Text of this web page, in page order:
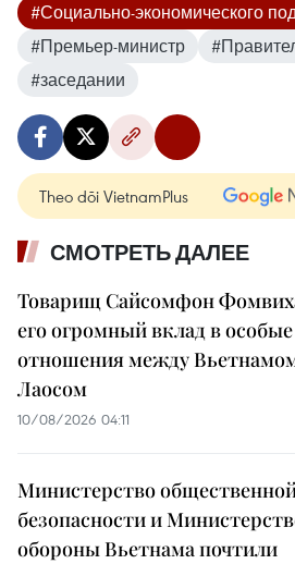
#Социально-экономического
#Премьер-министр
#заседании
Theo dõi VietnamPlus
СМОТРЕТЬ ДАЛЕЕ
Товарищ Сайсомфон
его огромный вклад в особые
отношения между
Лаосом
10/08/2026 04:11
Министерство
безопасности и
обороны Вьетнама почтили